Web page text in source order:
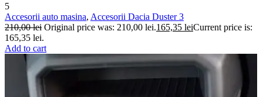
5
Accesorii auto masina, Accesorii Dacia Duster 3
210,00lei Original price was: 210,00 lei.165,35 leiCurrent price is:
165,35 lei.
Add to cart